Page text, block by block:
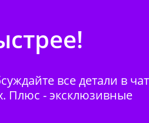
все детали в
Плюс - эксклюзивные